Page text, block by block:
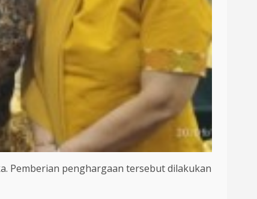
Pemberian penghargaan tersebut dilakukan